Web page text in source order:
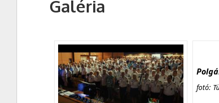
Galéria
fotó: